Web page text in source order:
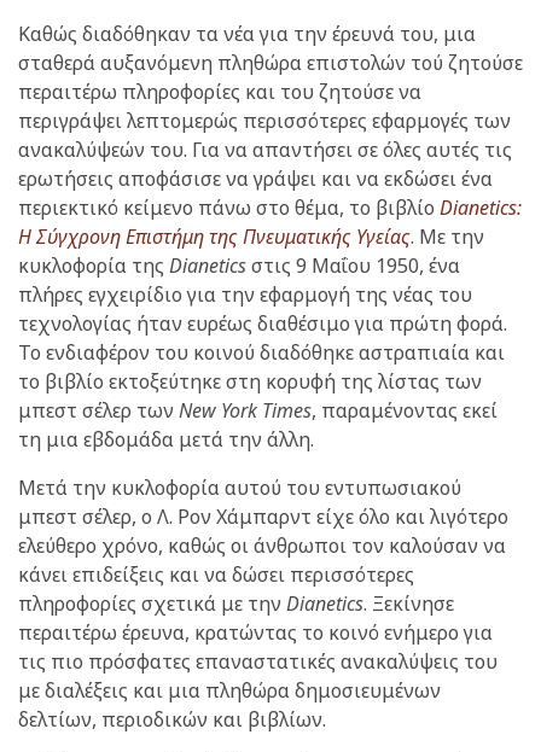
Καθώς διαδόθηκαν τα νέα για την έρευνά του, μια
σταθερά αυξανόμενη πληθώρα επιστολών τού ζητούσε
περαιτέρω πληροφορίες και του ζητούσε να
περιγράψει λεπτομερώς περισσότερες εφαρμογές των
ανακαλύψεών του. Για να απαντήσει σε όλες αυτές τις
ερωτήσεις αποφάσισε να γράψει και να εκδώσει ένα
περιεκτικό κείμενο πάνω στο θέμα, το βιβλίο Dianetics:
Η Σύγχρονη Επιστήμη της Πνευματικής Υγείας. Με την
κυκλοφορία της Dianeticsστις 9 Μαΐου 1950, ένα
πλήρες εγχειρίδιο για την εφαρμογή της νέας του
τεχνολογίας ήταν ευρέως διαθέσιμο για πρώτη φορά.
Το ενδιαφέρον του κοινού διαδόθηκε αστραπιαία και
το βιβλίο εκτοξεύτηκε στη κορυφή της λίστας των
μπεστ σέλερ των New York Times, παραμένοντας εκεί
τη μια εβδομάδα μετά την άλλη.
Μετά την κυκλοφορία αυτού του εντυπωσιακού
μπεστ σέλερ, ο Λ. Ρον Χάμπαρντ είχε όλο και λιγότερο
ελεύθερο χρόνο, καθώς οι άνθρωποι τον καλούσαν να
κάνει επιδείξεις και να δώσει περισσότερες
πληροφορίες σχετικά με την Dianetics. Ξεκίνησε
περαιτέρω έρευνα, κρατώντας το κοινό ενήμερο για
τις πιο πρόσφατες επαναστατικές ανακαλύψεις του
με διαλέξεις και μια πληθώρα δημοσιευμένων
δελτίων, περιοδικών και βιβλίων.